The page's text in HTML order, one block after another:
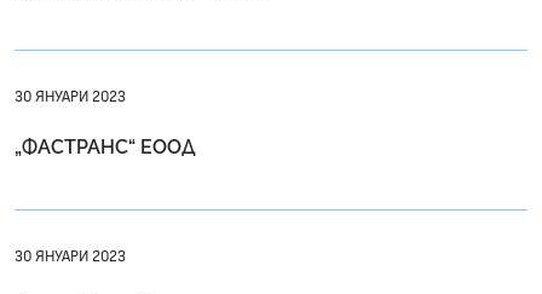
30 ЯНУАРИ 2023
„ФАСТРАНС“ ЕООД
30 ЯНУАРИ 2023